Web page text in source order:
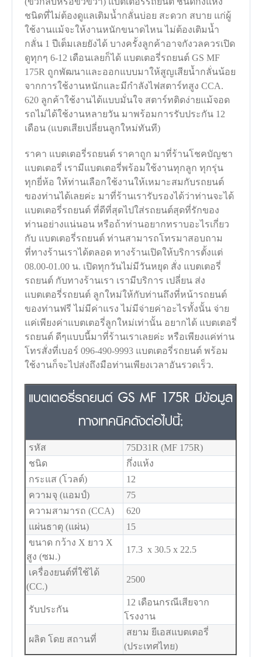
ชนิดที่ไม่ต้องดูแลเติมน้ำกลั่นบ่อย สะดวก สบาย แก่ผู้
ใช้งานแม้จะให้งานหนักขนาดไหน ไม่ต้องเติมน้ำ
กลั่น 1 ปีเต็มเลยยังได้ บางครั้งลูกค้าอาจกังวลควรเปิด
ดูทุกๆ 6-12 เดือนเลยก็ได้ แบตเตอรี่รถยนต์ GS MF
175R ถูกพัฒนาและออกแบบมาให้สูญเสียน้ำกลั่นน้อย
จากการใช้งานหนักและมีกำลังไฟสตาร์ทสูง CCA.
620 ลูกค้าใช้งานได้แบบมั่นใจ สตาร์ทติดง่ายแม้จอด
รถไม่ได้ใช้งานหลายวัน มาพร้อมการรับประกัน 12
เดือน (แบตเสียเปลี่ยนลูกใหม่ทันที)
ราคา แบตเตอรี่รถยนต์ ราคาถูก มาที่ร้านโชคบัญชา
แบตเตอรี่ เรามีแบตเตอรี่พร้อมใช้งานทุกลูก ทุกรุ่น
ทุกยี่ห้อ ให้ท่านเลือกใช้งานให้เหมาะสมกับรถยนต์
ของท่านได้เลยค่ะ มาที่ร้านเรารับรองได้ว่าท่านจะได้
แบตเตอรี่รถยนต์ ที่ดีที่สุดไปใส่รถยนต์สุดที่รักของ
ท่านอย่างแน่นอน หรือถ้าท่านอยากทราบอะไรเกี่ยว
กับ แบตเตอรี่รถยนต์ ท่านสามารถโทรมาสอบถาม
ที่ทางร้านเราได้ตลอด ทางร้านเปิดให้บริการตั้งแต่
08.00-01.00 น. เปิดทุกวันไม่มีวันหยุด สั่ง แบตเตอรี่
รถยนต์ กับทางร้านเรา เรามีบริการ เปลี่ยน ส่ง
แบตเตอรี่รถยนต์ ลูกใหม่ให้กับท่านถึงที่หน้ารถยนต์
ของท่านฟรี ไม่มีค่าแรง ไม่มีจ่ายค่าอะไรทั้งนั้น จ่าย
แค่เพียงค่าแบตเตอรี่ลูกใหม่เท่านั้น อยากได้ แบตเตอรี่
รถยนต์ ดีๆแบบนี้มาที่ร้านเราเลยค่ะ หรือเพียงแค่ท่าน
โทรสั่งที่เบอร์ 096-490-9993 แบตเตอรี่รถยนต์ พร้อม
ใช้งานก็จะไปส่งถึงมือท่านเพียงเวลาอันรวดเร็ว.
แบตเตอรี่รถยนต์ GS MF 175R มีข้อมูล
ทางเทคนิคดังต่อไปนี้;
รหัส
75D31R (MF 175R)
ชนิด
กึ่งแห้ง
กระแส (โวลต์)
12
ความจุ (แอมป์)
75
ความสามารถ (CCA)
620
แผ่นธาตุ (แผ่น)
15
ขนาด กว้าง X ยาว X
สูง (ซม.)
17.3 x 30.5 x 22.5
เครื่องยนต์ที่ใช้ได้
(CC.)
2500
รับประกัน
12 เดือนกรณีเสียจาก
โรงงาน
ผลิต โดย สถานที่
สยาม ยีเอสแบตเตอรี่
(ประเทศไทย)